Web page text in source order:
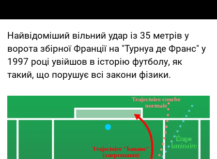
Найвідоміший вільний удар із 35 метрів у
ворота збірної Франції на "Турнуа де Франс" у
1997 році увійшов в історію футболу, як
такий, що порушує всі закони фізики.